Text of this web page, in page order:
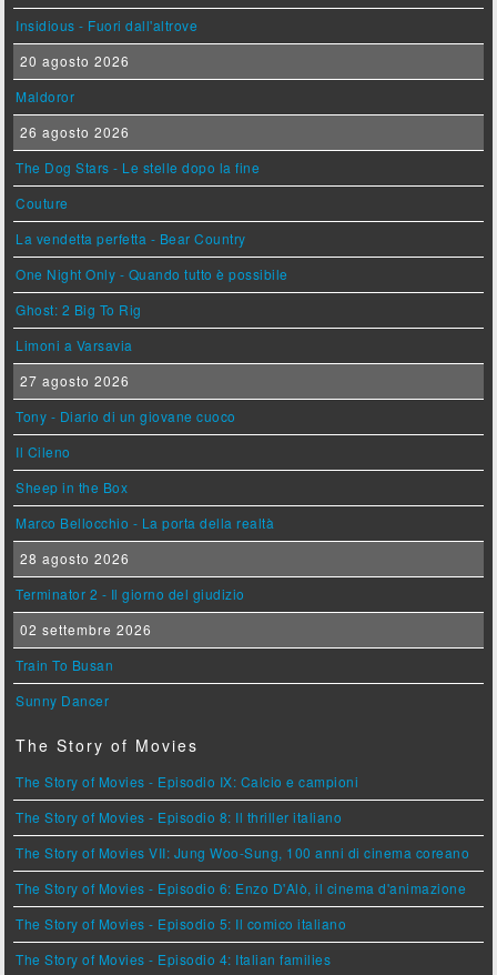
Insidious - Fuori dall'altrove
20 agosto 2026
Maldoror
26 agosto 2026
The Dog Stars - Le stelle dopo la fine
Couture
La vendetta perfetta - Bear Country
One Night Only - Quando tutto è possibile
Ghost: 2 Big To Rig
Limoni a Varsavia
27 agosto 2026
Tony - Diario di un giovane cuoco
Il Cileno
Sheep in the Box
Marco Bellocchio - La porta della realtà
28 agosto 2026
Terminator 2 - Il giorno del giudizio
02 settembre 2026
Train To Busan
Sunny Dancer
The Story of Movies
The Story of Movies - Episodio IX: Calcio e campioni
The Story of Movies - Episodio 8: Il thriller italiano
The Story of Movies VII: Jung Woo-Sung, 100 anni di cinema coreano
The Story of Movies - Episodio 6: Enzo D'Alò, il cinema d'animazione
The Story of Movies - Episodio 5: Il comico italiano
The Story of Movies - Episodio 4: Italian families